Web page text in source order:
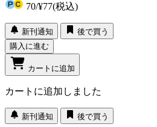
70/¥77(税込)
新刊通知
後で買う
購入に進む
カートに追加
カートに追加しました
新刊通知 後で買う